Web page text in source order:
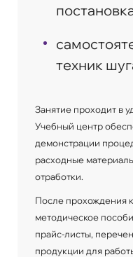
техник
Занятие проходит в
Учебный центр
демонстрации
расходные
отработки.
После прохождения
методическое
прайс-листы,
продукции для